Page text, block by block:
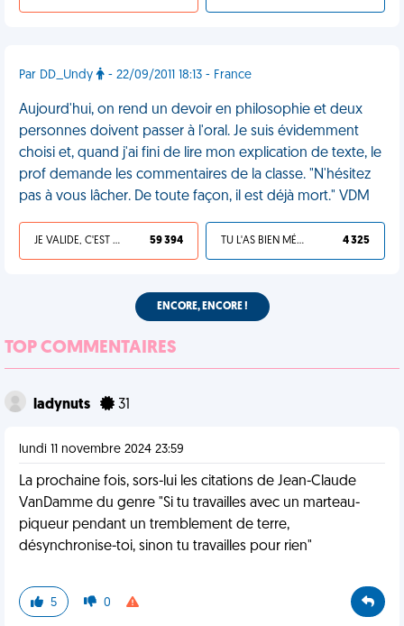
Par DD_Undy - 22/09/2011 18:13 - France
Aujourd'hui, on rend un devoir en philosophie et deux
personnes doivent passer à l'oral. Je suis évidemment
choisi et, quand j'ai fini de lire mon explication de texte, le
prof demande les commentaires de la classe. "N'hésitez
pas à vous lâcher. De toute façon, il est déjà mort." VDM
JE VALIDE, C'EST UNE VDM 59 394 TU L'AS BIEN MÉRITÉ 4 325
ENCORE, ENCORE !
TOP COMMENTAIRES
ladynuts 31
lundi 11 novembre 2024 23:59
La prochaine fois, sors-lui les citations de Jean-Claude
VanDamme du genre "Si tu travailles avec un marteau-
piqueur pendant un tremblement de terre,
désynchronise-toi, sinon tu travailles pour rien"
5 0